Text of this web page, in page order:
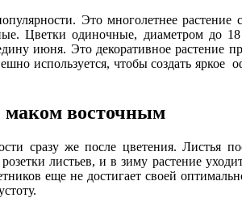
Это многолетнее
Цветки одиночные, диаметром до
июня. Это декоративное растение
используется, чтобы создать яркое
маком восточным
сразу же после цветения. Листья
листьев, и в зиму растение
еще не достигает своей